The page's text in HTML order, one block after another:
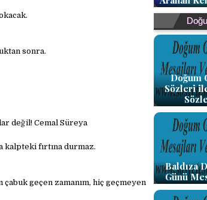
sonra.
değil! Cemal Süreya
kalpteki fırtına durmaz.
geçen zamanım, hiç geçmeyen
Doğum
Sözleri
Baldıza
Günü